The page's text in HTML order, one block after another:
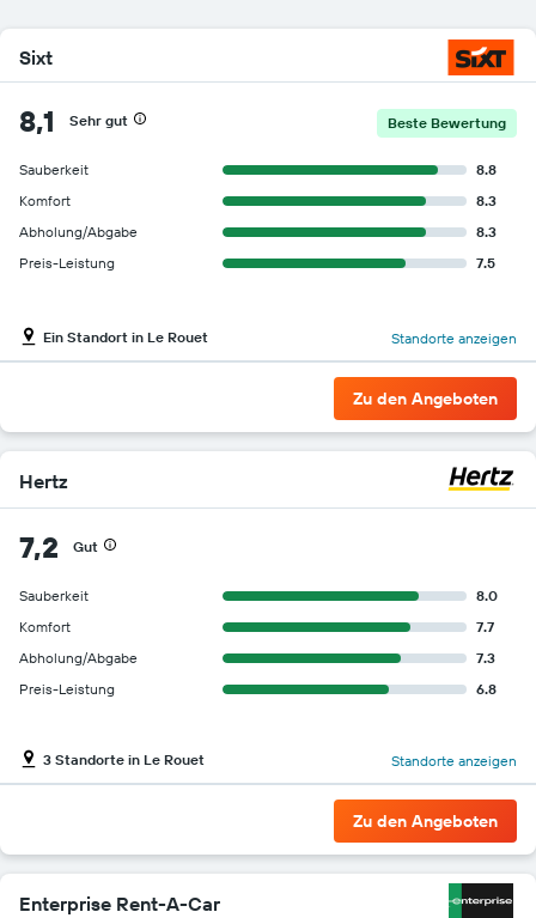
Sixt
8,1 Sehr gut Beste Bewertung
Sauberkeit
8.8
Komfort
8.3
Abholung/Abgabe
8.3
Preis-Leistung
7.5
Ein Standort in Le Rouet Standorte anzeigen
Zu den Angeboten
Hertz
7,2 Gut
Sauberkeit
8.0
Komfort
7.7
Abholung/Abgabe
7.3
Preis-Leistung
6.8
3 Standorte in Le Rouet Standorte anzeigen
Zu den Angeboten
Enterprise Rent-A-Car